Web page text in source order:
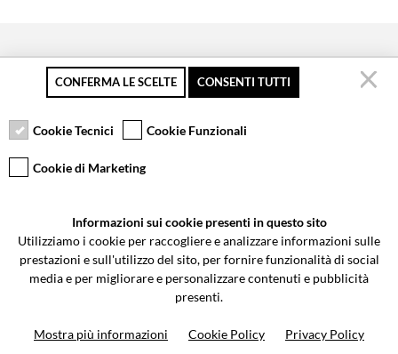
Pagamento sicuro
Resi gratuiti fino a 30
Servizio clienti
Via Galileo Galilei 5 | Verano Brianza (MB) 20843 | ITALY
0362-805407-info@valtermoto.com
CONFERMA LE SCELTE CONSENTI TUTTI
Cookie Tecnici Cookie Funzionali
Cookie di Marketing
Informazioni sui cookie presenti in questo sito
Utilizziamo i cookie per raccogliere e analizzare informazioni sulle
prestazioni e sull'utilizzo del sito, per fornire funzionalità di social
media e per migliorare e personalizzare contenuti e pubblicità
presenti.
Mostra più informazioni Cookie Policy Privacy Policy